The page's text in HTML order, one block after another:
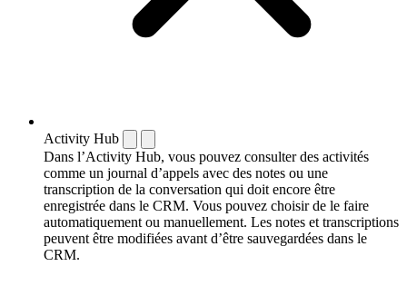
Activity Hub
Dans l’Activity Hub, vous pouvez consulter des activités
comme un journal d’appels avec des notes ou une
transcription de la conversation qui doit encore être
enregistrée dans le CRM. Vous pouvez choisir de le faire
automatiquement ou manuellement. Les notes et transcriptions
peuvent être modifiées avant d’être sauvegardées dans le
CRM.